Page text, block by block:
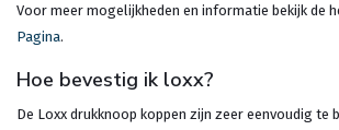
Voor meer mogelijkheden en informatie bekijk de
Pagina.
Hoe bevestig ik loxx?
De Loxx drukknoop koppen zijn zeer eenvoudig te